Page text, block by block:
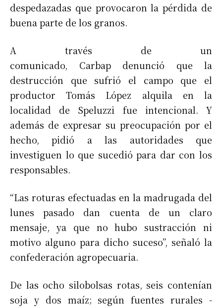
despedazadas que provocaron la pérdida de
buena parte de los granos.
A través de un
comunicado, Carbap denunció que la
destrucción que sufrió el campo que el
productor Tomás López alquila en la
localidad de Speluzzi fue intencional. Y
además de expresar su preocupación por el
hecho, pidió a las autoridades que
investiguen lo que sucedió para dar con los
responsables.
“Las roturas efectuadas en la madrugada del
lunes pasado dan cuenta de un claro
mensaje, ya que no hubo sustracción ni
motivo alguno para dicho suceso”, señaló la
confederación agropecuaria.
De las ocho silobolsas rotas, seis contenían
soja y dos maíz; según fuentes rurales -